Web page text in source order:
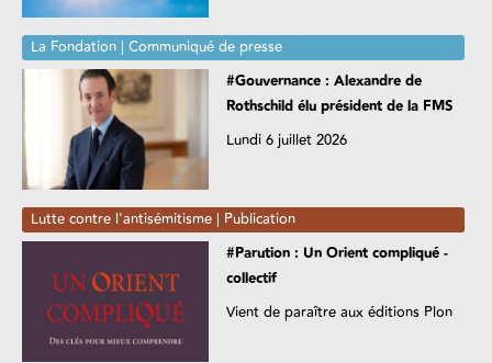
La Fondation | Communiqué de presse
#Gouvernance : Alexandre de
Rothschild élu président de la FMS
Lundi 6 juillet 2026
Lutte contre l'antisémitisme | Publication
#Parution : Un Orient compliqué -
collectif
Vient de paraître aux éditions Plon